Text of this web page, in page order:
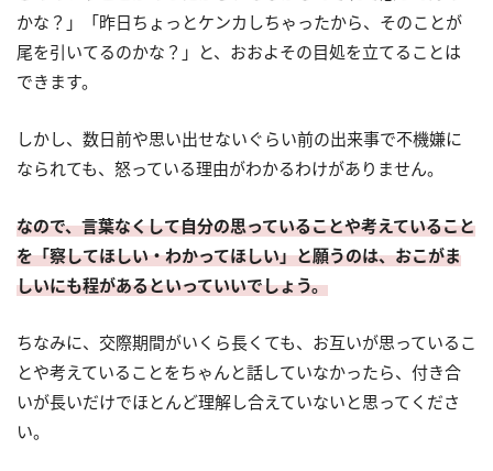
かな？」「昨日ちょっとケンカしちゃったから、そのことが
尾を引いてるのかな？」と、おおよその目処を立てることは
できます。
しかし、数日前や思い出せないぐらい前の出来事で不機嫌に
なられても、怒っている理由がわかるわけがありません。
なので、言葉なくして自分の思っていることや考えていること
を「察してほしい・わかってほしい」と願うのは、おこがま
しいにも程があるといっていいでしょう。
ちなみに、交際期間がいくら長くても、お互いが思っているこ
とや考えていることをちゃんと話していなかったら、付き合
いが長いだけでほとんど理解し合えていないと思ってくださ
い。